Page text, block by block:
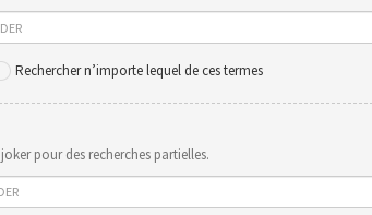
Rechercher n’importe lequel de ces termes
pour des recherches partielles.